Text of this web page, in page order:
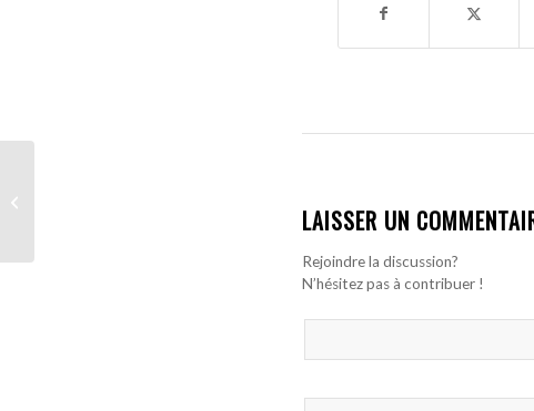
LAISSER UN
Rejoindre la discussion?
N’hésitez pas à contribuer !